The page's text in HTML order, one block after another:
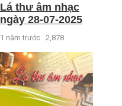
Lá thư âm nhạc
ngày 28-07-2025
1 năm trước 2,878